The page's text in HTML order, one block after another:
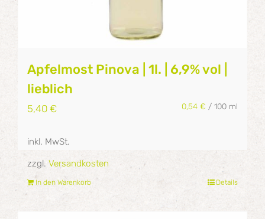
Apfelmost Pinova | 1l. | 6,9% vol |
lieblich
5,40 € 0,54 € / 100 ml
inkl. MwSt.
zzgl. Versandkosten
In den Warenkorb Details